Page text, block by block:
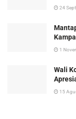
24
1
Wali
15